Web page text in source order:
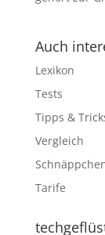
Auch
Lexikon
Tests
Tipps &
Vergleich
Tarife